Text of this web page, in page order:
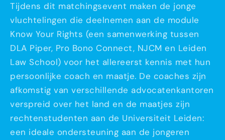
Tijdens dit matchingsevent maken de jonge
vluchtelingen die deelnemen aan de module
Know Your Rights (een samenwerking tussen
DLA Piper, Pro Bono Connect, NJCM en Leiden
Law School) voor het allereerst kennis met hun
persoonlijke coach en maatje. De coaches zijn
afkomstig van verschillende advocatenkantoren
verspreid over het land en de maatjes zijn
rechtenstudenten aan de Universiteit Leiden:
een ideale ondersteuning aan de jongeren